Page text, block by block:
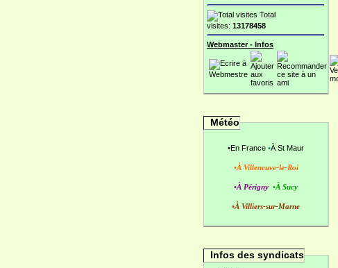
Total
visites: 13178458
Webmaster - Infos
Météo
•En France •À St Maur
•À Villeneuve-le-Roi
•À Périgny •À Sucy
•À Villiers-sur-Marne
Infos des syndicats